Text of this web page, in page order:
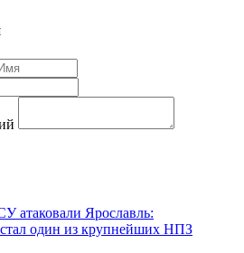
атаковали Ярославль:
один из крупнейших НПЗ